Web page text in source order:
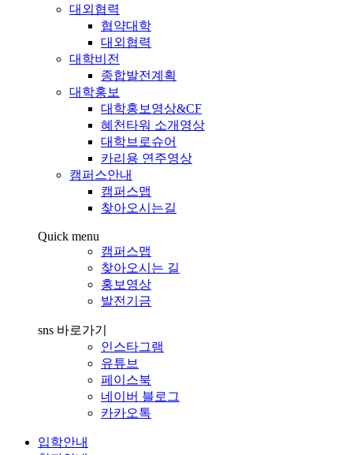
대외협력
협약대학
대외협력
대학비전
종합발전계획
대학홍보
대학홍보영상&CF
혜천타워 소개영상
대학브로슈어
카리용 연주영상
캠퍼스안내
캠퍼스맵
찾아오시는길
Quick menu
캠퍼스맵
찾아오시는 길
홍보영상
발전기금
sns 바로가기
인스타그램
유튜브
페이스북
네이버 블로그
카카오톡
입학안내